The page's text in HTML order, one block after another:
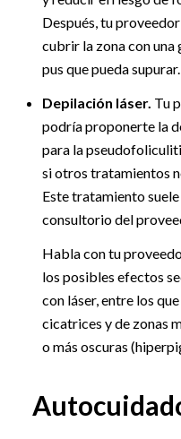
Después, tu
cubrir la zona con
pus que pueda supurar.
Depilación láser. Tu
podría proponerte la
para la
si otros tratamientos
Este tratamiento
consultorio del
Habla con tu
los posibles efectos
con láser, entre los
cicatrices y de zonas
o más oscuras